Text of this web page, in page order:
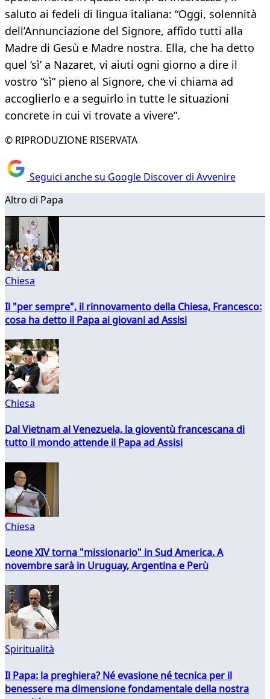
saluto ai fedeli di lingua italiana: “Oggi, solennità
dell’Annunciazione del Signore, affido tutti alla
Madre di Gesù e Madre nostra. Ella, che ha detto
quel ‘sì’ a Nazaret, vi aiuti ogni giorno a dire il
vostro “sì” pieno al Signore, che vi chiama ad
accoglierlo e a seguirlo in tutte le situazioni
concrete in cui vi trovate a vivere”.
© RIPRODUZIONE RISERVATA
Seguici anche su Google Discover di Avvenire
Altro di Papa
Chiesa
Il "per sempre", il rinnovamento della Chiesa, Francesco:
cosa ha detto il Papa ai giovani ad Assisi
Chiesa
Dal Vietnam al Venezuela, la gioventù francescana di
tutto il mondo attende il Papa ad Assisi
Chiesa
Leone XIV torna "missionario" in Sud America. A
novembre sarà in Uruguay, Argentina e Perù
Spiritualità
Il Papa: la preghiera? Né evasione né tecnica per il
benessere ma dimensione fondamentale della nostra